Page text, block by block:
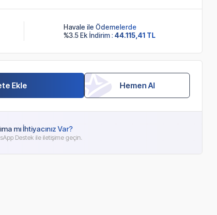
Havale ile Ödemelerde
%3.5 Ek İndirim : 44.115,41 TL
Ekle Hemen Al
mı İhtiyacınız Var?
Destek ile iletişime geçin.